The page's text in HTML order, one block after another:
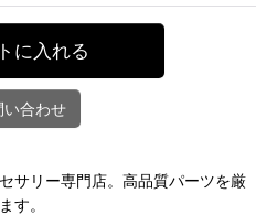
に入れる
い合わせ
サリー専門店。高品質パーツを厳
す。